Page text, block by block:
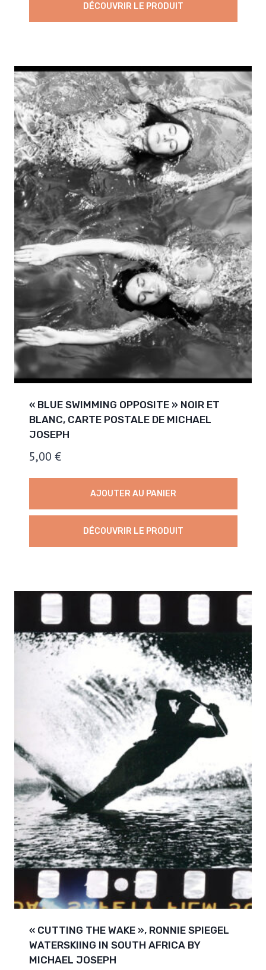
DÉCOUVRIR LE PRODUIT
« BLUE SWIMMING OPPOSITE » NOIR ET
BLANC, CARTE POSTALE DE MICHAEL
JOSEPH
5,00 €
AJOUTER AU PANIER
DÉCOUVRIR LE PRODUIT
« CUTTING THE WAKE », RONNIE SPIEGEL
WATERSKIING IN SOUTH AFRICA BY
MICHAEL JOSEPH